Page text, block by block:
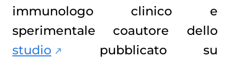
immunologo clinico e
sperimentale coautore dello
studio
pubblicato su